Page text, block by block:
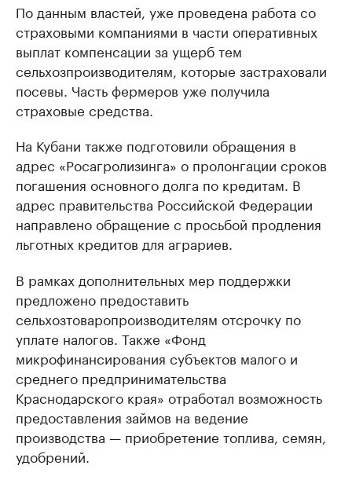
По данным властей, уже проведена работа со
страховыми компаниями в части оперативных
выплат компенсации за ущерб тем
сельхозпроизводителям, которые застраховали
посевы. Часть фермеров уже получила
страховые средства.
На Кубани также подготовили обращения в
адрес «Росагролизинга» о пролонгации сроков
погашения основного долга по кредитам. В
адрес правительства Российской Федерации
направлено обращение с просьбой продления
льготных кредитов для аграриев.
В рамках дополнительных мер поддержки
предложено предоставить
сельхозтоваропроизводителям отсрочку по
уплате налогов. Также «Фонд
микрофинансирования субъектов малого и
среднего предпринимательства
Краснодарского края» отработал возможность
предоставления займов на ведение
производства — приобретение топлива, семян,
удобрений.